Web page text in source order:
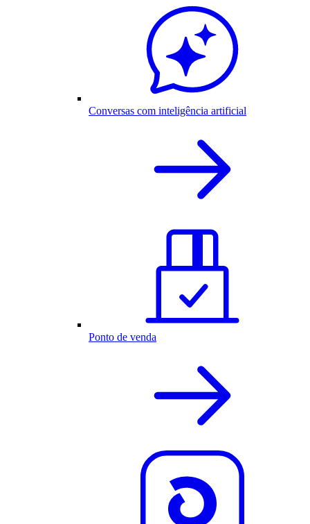
Conversas com inteligência artificial
Ponto de venda